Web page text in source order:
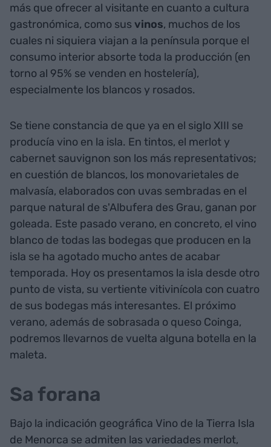
más que ofrecer al visitante en cuanto a cultura
gastronómica, como susvinos, muchos de los
cuales ni siquiera viajan a la península porque el
consumo interior absorte toda la producción (en
torno al 95% se venden en hostelería),
especialmente los blancos y rosados.
Se tiene constancia de que ya en el siglo XIII se
producía vino en la isla. En tintos, el merlot y
cabernet sauvignon son los más representativos;
en cuestión de blancos, los monovarietales de
malvasía, elaborados con uvas sembradas en el
parque natural de s'Albufera des Grau, ganan por
goleada. Este pasado verano, en concreto, el vino
blanco de todas las bodegas que producen en la
isla se ha agotado mucho antes de acabar
temporada. Hoy os presentamos la isla desde otro
punto de vista, su vertiente vitivinícola con cuatro
de sus bodegas más interesantes. El próximo
verano, además de sobrasada o queso Coinga,
podremos llevarnos de vuelta alguna botella en la
maleta.
Sa forana
Bajo la indicación geográfica Vino de la Tierra Isla
de Menorca se admiten las variedades merlot,